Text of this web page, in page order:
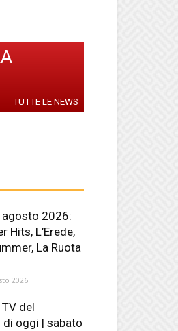
TUTTE LE NEWS
2026:
Hits, L’Erede,
La Ruota
2026
del
oggi | sabato